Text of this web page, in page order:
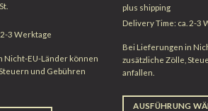
3 Werktage
Nicht-EU-Länder können
und Gebühren
plus shipping
Delivery Time: ca. 2-3
Bei Lieferungen in
zusätzliche Zölle,
anfallen.
AUSFÜHRUNG